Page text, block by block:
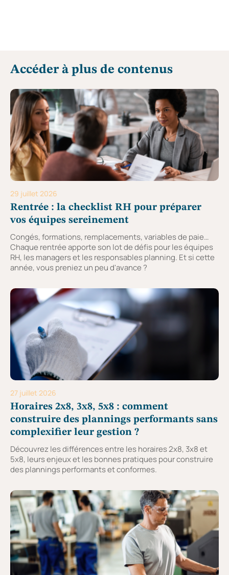
Accéder à plus de contenus
29 juillet 2026
Rentrée : la checklist RH pour préparer
vos équipes sereinement
Congés, formations, remplacements, variables de paie…
Chaque rentrée apporte son lot de défis pour les équipes
RH, les managers et les responsables planning. Et si cette
année, vous preniez un peu d'avance ?
27 juillet 2026
Horaires 2x8, 3x8, 5x8 : comment
construire des plannings performants sans
complexifier leur gestion ?
Découvrez les différences entre les horaires 2x8, 3x8 et
5x8, leurs enjeux et les bonnes pratiques pour construire
des plannings performants et conformes.